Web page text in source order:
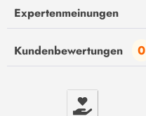
Expertenmeinungen
Kundenbewertungen 0